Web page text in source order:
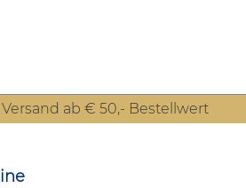
ab € 50,- Bestellwert